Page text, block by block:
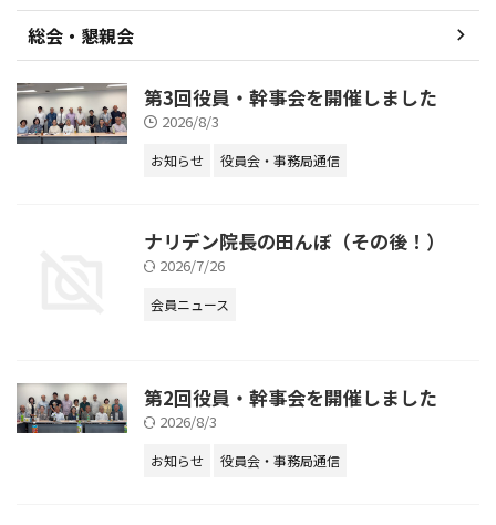
総会・懇親会
第3回役員・幹事会を開催しました
2026/8/3
お知らせ 役員会・事務局通信
ナリデン院長の田んぼ（その後！）
2026/7/26
会員ニュース
第2回役員・幹事会を開催しました
2026/8/3
お知らせ 役員会・事務局通信